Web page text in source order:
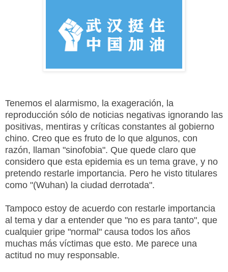
Tenemos el alarmismo, la exageración, la
reproducción sólo de noticias negativas ignorando las
positivas, mentiras y críticas constantes al gobierno
chino. Creo que es fruto de lo que algunos, con
razón, llaman "sinofobia". Que quede claro que
considero que esta epidemia es un tema grave, y no
pretendo restarle importancia. Pero he visto titulares
como "(Wuhan) la ciudad derrotada".
Tampoco estoy de acuerdo con restarle importancia
al tema y dar a entender que "no es para tanto", que
cualquier gripe "normal" causa todos los años
muchas más víctimas que esto. Me parece una
actitud no muy responsable.